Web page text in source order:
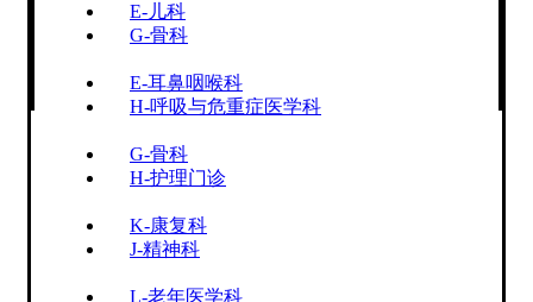
G-骨科
H-呼吸与危重症医学科
H-护理门诊
J-精神科
E-儿科
E-耳鼻咽喉科
G-骨科
K-康复科
L-老年医学科